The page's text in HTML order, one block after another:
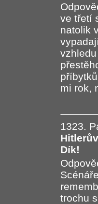
ve třetí
natolik
mi rok,
1323.
Dík!
trochu